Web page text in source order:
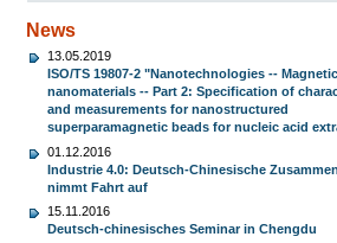
News
13.05.2019
ISO/TS 19807-2 "Nanotechnologies -- Magnetic
nanomaterials -- Part 2: Specification of
and measurements for nanostructured
superparamagnetic beads for nucleic acid
01.12.2016
Industrie 4.0: Deutsch-Chinesische
nimmt Fahrt auf
15.11.2016
Deutsch-chinesisches Seminar in Chengdu